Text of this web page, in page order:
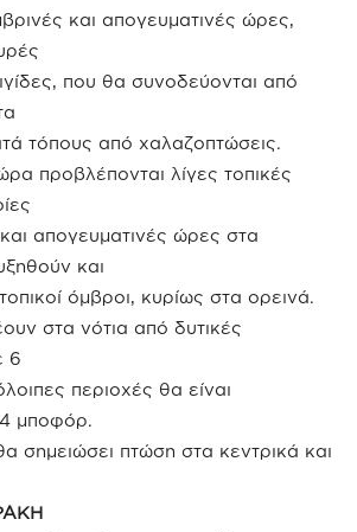
και απογευματινές ώρες,
που θα συνοδεύονται από
τόπους από χαλαζοπτώσεις.
προβλέπονται λίγες τοπικές
απογευματινές ώρες στα
και
όμβροι, κυρίως στα ορεινά.
στα νότια από δυτικές
6
περιοχές θα είναι
4 μποφόρ.
σημειώσει πτώση στα κεντρικά και